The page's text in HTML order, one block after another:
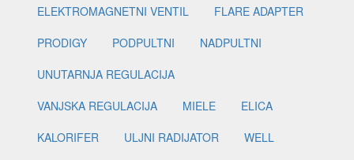
ELEKTROMAGNETNI VENTIL
FLARE ADAPTER
PRODIGY
PODPULTNI
NADPULTNI
UNUTARNJA REGULACIJA
VANJSKA REGULACIJA
MIELE
ELICA
KALORIFER
ULJNI RADIJATOR
WELL